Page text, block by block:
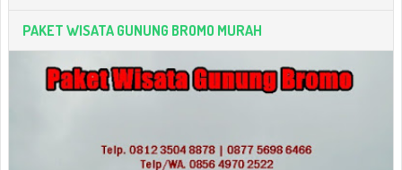
PAKET WISATA GUNUNG BROMO MURAH